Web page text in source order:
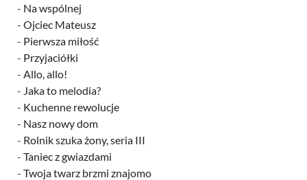
- Na wspólnej
- Ojciec Mateusz
- Pierwsza miłość
- Przyjaciółki
- Allo, allo!
- Jaka to melodia?
- Kuchenne rewolucje
- Nasz nowy dom
- Rolnik szuka żony, seria III
- Taniec z gwiazdami
- Twoja twarz brzmi znajomo